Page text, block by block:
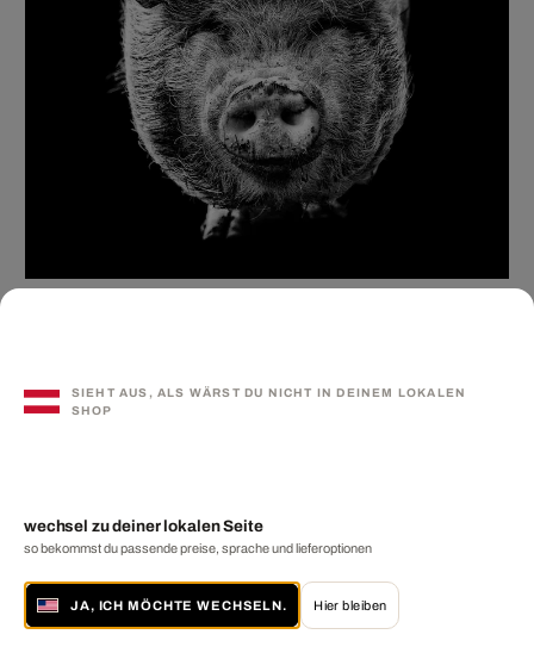
SIEHT AUS, ALS WÄRST DU NICHT IN DEINEM LOKALEN
SHOP
wechsel zu deiner lokalen Seite
so bekommst du passende preise, sprache und lieferoptionen
JA, ICH MÖCHTE WECHSELN. Hier bleiben